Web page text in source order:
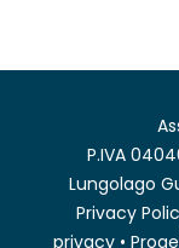
P.IVA
Lungolago
Privacy
privacy•